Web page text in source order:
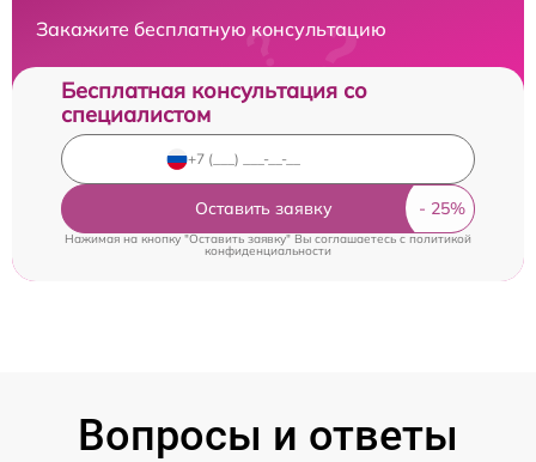
Закажите бесплатную консультацию
Бесплатная консультация со
специалистом
Оставить заявку
Нажимая на кнопку "Оставить заявку" Вы соглашаетесь cполитикой
конфиденциальности
Вопросы и ответы